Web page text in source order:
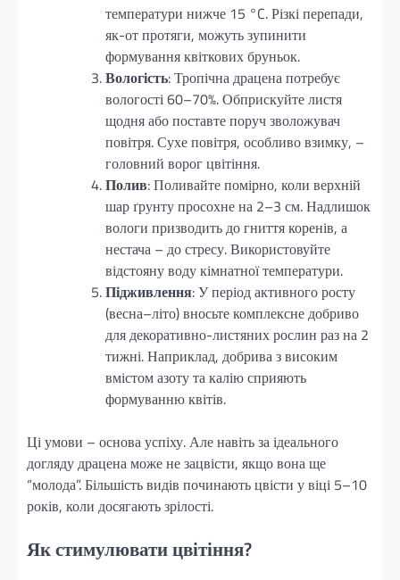
температури нижче 15 °C. Різкі перепади,
як-от протяги, можуть зупинити
формування квіткових бруньок.
Вологість: Тропічна драцена потребує
вологості 60–70%. Обприскуйте листя
щодня або поставте поруч зволожувач
повітря. Сухе повітря, особливо взимку, –
головний ворог цвітіння.
Полив: Поливайте помірно, коли верхній
шар ґрунту просохне на 2–3 см. Надлишок
вологи призводить до гниття коренів, а
нестача – до стресу. Використовуйте
відстояну воду кімнатної температури.
Підживлення: У період активного росту
(весна–літо) вносьте комплексне добриво
для декоративно-листяних рослин раз на 2
тижні. Наприклад, добрива з високим
вмістом азоту та калію сприяють
формуванню квітів.
Ці умови – основа успіху. Але навіть за ідеального
догляду драцена може не зацвісти, якщо вона ще
“молода”. Більшість видів починають цвісти у віці 5–10
років, коли досягають зрілості.
Як стимулювати цвітіння?